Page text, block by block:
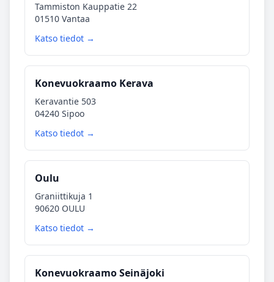
Tammiston Kauppatie 22
01510 Vantaa
Katso tiedot →
Konevuokraamo Kerava
Keravantie 503
04240 Sipoo
Katso tiedot →
Oulu
Graniittikuja 1
90620 OULU
Katso tiedot →
Konevuokraamo Seinäjoki